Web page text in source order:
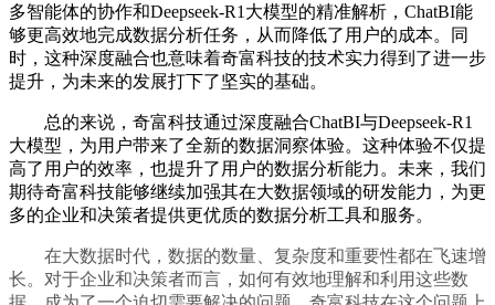
多智能体的协作和Deepseek-R1大模型的精准解析，ChatBI能
够更高效地完成数据分析任务，从而降低了用户的成本。同
时，这种深度融合也意味着奇富科技的技术实力得到了进一步
提升，为未来的发展打下了坚实的基础。
总的来说，奇富科技通过深度融合ChatBI与Deepseek-R1
大模型，为用户带来了全新的数据洞察体验。这种体验不仅提
高了用户的效率，也提升了用户的数据分析能力。未来，我们
期待奇富科技能够继续加强其在大数据领域的研发能力，为更
多的企业和决策者提供更优质的数据分析工具和服务。
在大数据时代，数据的数量、复杂度和重要性都在飞速增
长。对于企业和决策者而言，如何有效地理解和利用这些数